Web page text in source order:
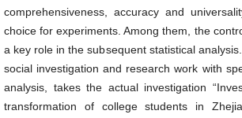
comprehensiveness, accuracy and
choice for experiments. Among them, the
a key role in the subsequent statistical
social investigation and research work with
analysis, takes the actual investigation
transformation of college students in